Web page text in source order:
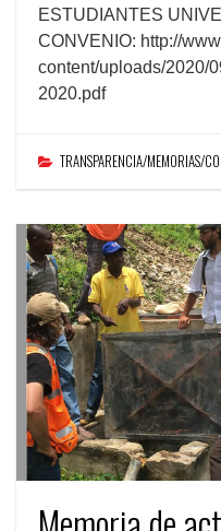
ESTUDIANTES
CONVENIO: http://
content/uploads/2020/
2020.pdf
TRANSPARENCIA/MEMORIAS/